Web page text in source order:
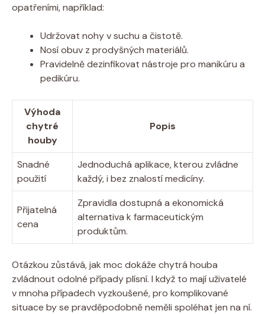
opatřeními, například:
Udržovat nohy v suchu a čistotě.
Nosí obuv z prodyšných materiálů.
Pravidelně dezinfikovat nástroje pro manikúru a
pedikúru.
Výhoda
chytré
houby
Popis
Snadné
použití
Jednoduchá aplikace, kterou zvládne
každý, i bez znalostí medicíny.
Přijatelná
cena
Zpravidla dostupná a ekonomická
alternativa k farmaceutickým
produktům.
Otázkou zůstává, jak moc dokáže chytrá houba
zvládnout odolné případy plísní. I když to mají uživatelé
v mnoha případech vyzkoušené, pro komplikované
situace by se pravděpodobně neměli spoléhat jen na ní.